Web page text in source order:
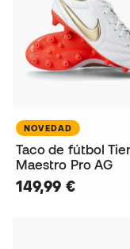
NOVEDAD
Taco de fútbol
Maestro Pro AG
149,99 €